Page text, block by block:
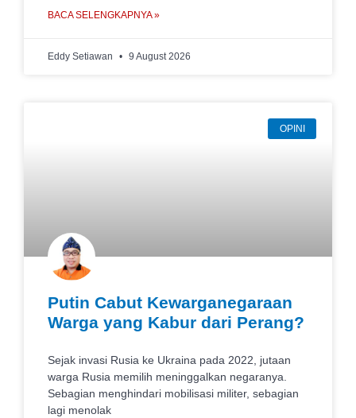
BACA SELENGKAPNYA »
Eddy Setiawan 9 August 2026
OPINI
Putin Cabut Kewarganegaraan
Warga yang Kabur dari Perang?
Sejak invasi Rusia ke Ukraina pada 2022, jutaan
warga Rusia memilih meninggalkan negaranya.
Sebagian menghindari mobilisasi militer, sebagian
lagi menolak